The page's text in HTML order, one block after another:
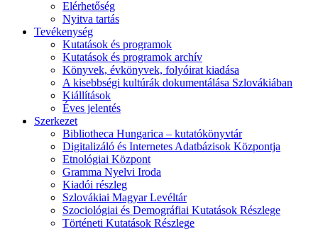
Elérhetőség
Nyitva tartás
Tevékenység
Kutatások és programok
Kutatások és programok archív
Könyvek, évkönyvek, folyóirat kiadása
A kisebbségi kultúrák dokumentálása Szlovákiában
Kiállítások
Éves jelentés
Szerkezet
Bibliotheca Hungarica – kutatókönyvtár
Digitalizáló és Internetes Adatbázisok Központja
Etnológiai Központ
Gramma Nyelvi Iroda
Kiadói részleg
Szlovákiai Magyar Levéltár
Szociológiai és Demográfiai Kutatások Részlege
Történeti Kutatások Részlege